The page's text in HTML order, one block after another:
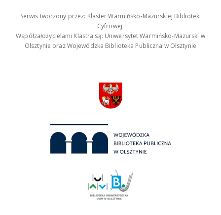
Serwis tworzony przez: Klaster Warmińsko-Mazurskiej Biblioteki
Cyfrowej.
Współzałożycielami Klastra są: Uniwersytet Warmińsko-Mazurski w
Olsztynie oraz Wojewódzka Biblioteka Publiczna w Olsztynie